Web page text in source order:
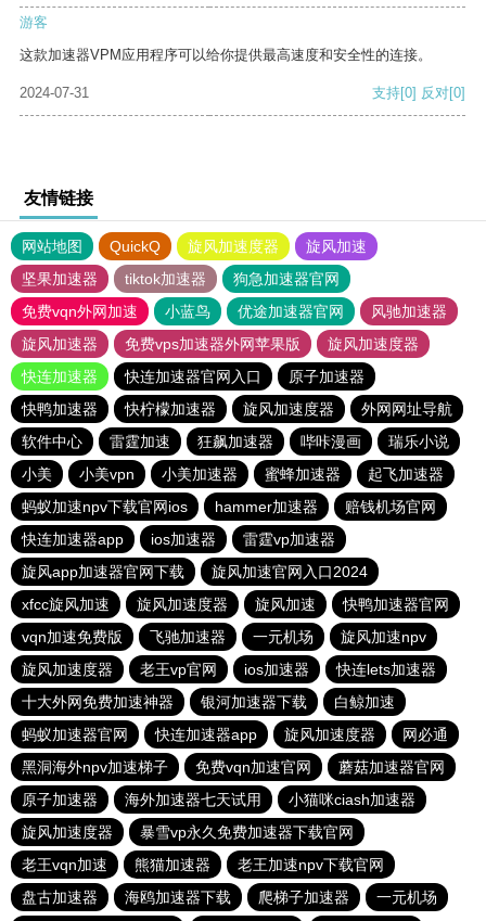
游客
这款加速器VPM应用程序可以给你提供最高速度和安全性的连接。
2024-07-31 支持[0] 反对[0]
友情链接
网站地图 QuickQ 旋风加速度器
旋风加速
坚果加速器
tiktok加速器
狗急加速器官网
免费vqn外网加速
小蓝鸟 优途加速器官网
风驰加速器
旋风加速器
免费vps加速器外网苹果版
旋风加速度器
快连加速器
快连加速器官网入口
原子加速器
快鸭加速器
快柠檬加速器 旋风加速度器
外网网址导航
软件中心
雷霆加速 狂飙加速器 哔咔漫画
瑞乐小说
小美
小美vpn 小美加速器 蜜蜂加速器
起飞加速器
蚂蚁加速npv下载官网ios
hammer加速器
赔钱机场官网
快连加速器app
ios加速器
雷霆vp加速器
旋风app加速器官网下载
旋风加速官网入口2024
xfcc旋风加速
旋风加速度器 旋风加速
快鸭加速器官网
vqn加速免费版
飞驰加速器 一元机场
旋风加速npv
旋风加速度器
老王vp官网 ios加速器
快连lets加速器
十大外网免费加速神器
银河加速器下载
白鲸加速
蚂蚁加速器官网
快连加速器app 旋风加速度器
网必通
黑洞海外npv加速梯子
免费vqn加速官网
蘑菇加速器官网
原子加速器
海外加速器七天试用
小猫咪ciash加速器
旋风加速度器
暴雪vp永久免费加速器下载官网
老王vqn加速
熊猫加速器
老王加速npv下载官网
盘古加速器
海鸥加速器下载 爬梯子加速器 一元机场